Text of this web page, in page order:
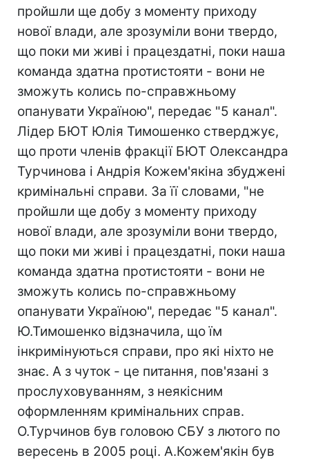
пройшли ще добу з моменту приходу
нової влади, але зрозуміли вони твердо,
що поки ми живі і працездатні, поки наша
команда здатна протистояти - вони не
зможуть колись по-справжньому
опанувати Україною", передає "5 канал".
Лідер БЮТ Юлія Тимошенко стверджує,
що проти членів фракції БЮТ Олександра
Турчинова і Андрія Кожем'якіна збуджені
кримінальні справи. За її словами, "не
пройшли ще добу з моменту приходу
нової влади, але зрозуміли вони твердо,
що поки ми живі і працездатні, поки наша
команда здатна протистояти - вони не
зможуть колись по-справжньому
опанувати Україною", передає "5 канал".
Ю.Тимошенко відзначила, що їм
інкримінуються справи, про які ніхто не
знає. А з чуток - це питання, пов'язані з
прослуховуванням, з неякісним
оформленням кримінальних справ.
О.Турчинов був головою СБУ з лютого по
вересень в 2005 році. А.Кожем'якін був